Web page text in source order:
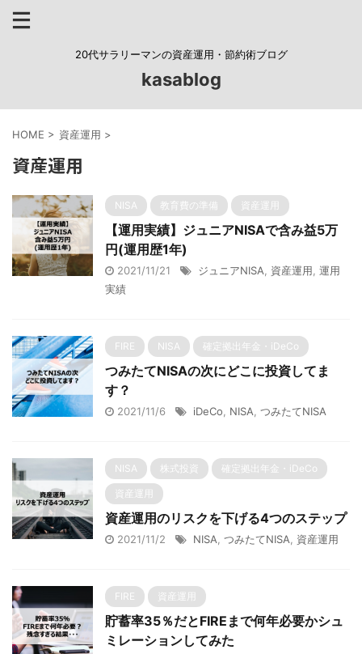
20代サラリーマンの資産運用・節約術ブログ
kasablog
HOME > 資産運用 >
資産運用
NISA 教育費の準備 資産運用
【運用実績】ジュニアNISAで含み益5万
円(運用歴1年)
2021/11/21 ジュニアNISA 資産運用 運用
実績
FIRE NISA 確定拠出年金・iDeCo
つみたてNISAの次にどこに投資してま
す？
2021/11/6 iDeCo NISA つみたてNISA
NISA 株式投資 確定拠出年金・iDeCo
資産運用
資産運用のリスクを下げる4つのステップ
2021/11/2 NISA つみたてNISA 資産運用
FIRE 資産運用
貯蓄率35％だとFIREまで何年必要かシュ
ミレーションしてみた